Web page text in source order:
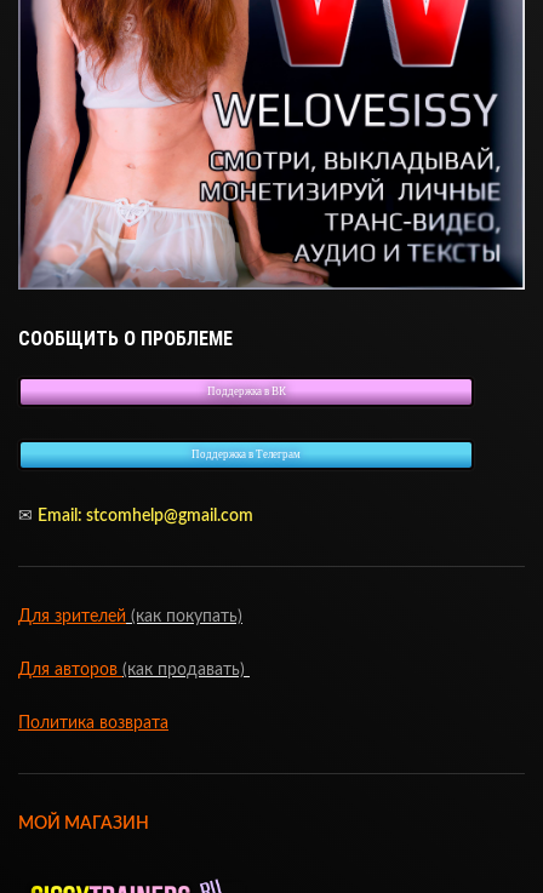
СООБЩИТЬ О ПРОБЛЕМЕ
Поддержка в ВК
Поддержка в Телеграм
✉ Email: stcomhelp@gmail.com
Для зрителей (как покупать)
Для авторов (как продавать)
Политика возврата
МОЙ МАГАЗИН